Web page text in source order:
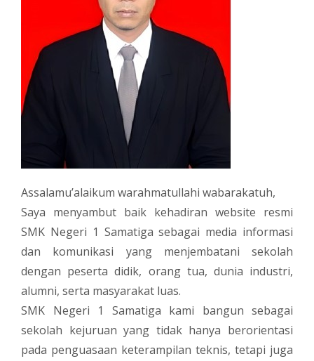
Assalamu’alaikum warahmatullahi wabarakatuh,
Saya menyambut baik kehadiran website resmi
SMK Negeri 1 Samatiga sebagai media informasi
dan komunikasi yang menjembatani sekolah
dengan peserta didik, orang tua, dunia industri,
alumni, serta masyarakat luas.
SMK Negeri 1 Samatiga kami bangun sebagai
sekolah kejuruan yang tidak hanya berorientasi
pada penguasaan keterampilan teknis, tetapi juga